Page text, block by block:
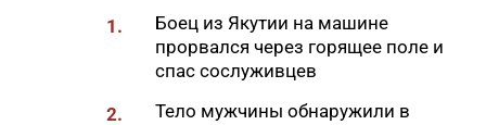
10:25
В Якутии появится новый
лесоклиматический проект
10:08
В Якутии за сутки потушили
1.
Боец из Якутии на машине
прорвался через горящее поле и
спас сослуживцев
2.
Тело мужчины обнаружили в